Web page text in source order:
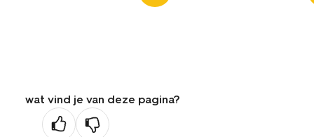
wat vind je van deze pagina?